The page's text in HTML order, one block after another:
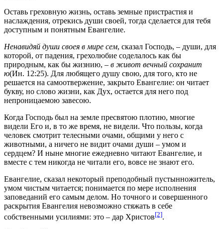
Оставь греховную жизнь, оставь земные пристрастия и
наслаждения, отрекись души своей, тогда сделается для тебя
доступным и понятным Евангелие.
Ненавидяй души своея в мире сем, сказал Господь, – души, для
которой, от падения, грехолюбие соделалось как бы
природным, как бы жизнию, – в живот вечный сохранит
ю(Ин. 12:25). Для любящего душу свою, для того, кто не
решается на самоотвержение, закрыто Евангелие: он читает
букву, но слово жизни, как Дух, остается для него под
непроницаемою завесою.
Когда Господь был на земле пресвятою плотию, многие
видели Его и, в то же время, не видели. Что пользы, когда
человек смотрит телесными очами, общими у него с
животными, а ничего не видит очами души – умом и
сердцем? И ныне многие ежедневно читают Евангелие, и
вместе с тем никогда не читали его, вовсе не знают его.
Евангелие, сказал некоторый преподобный пустынножитель,
умом чистым читается; понимается по мере исполнения
заповеданий его самым делом. Но точного и совершенного
раскрытия Евангелия невозможно стяжать в себе
собственными усилиями: это – дар Христов[2].